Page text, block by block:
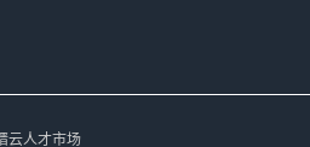
云人才市场